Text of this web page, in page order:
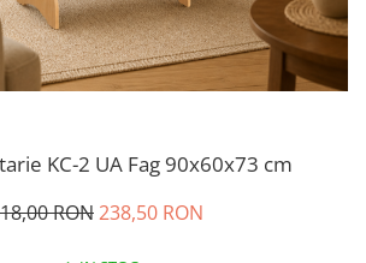
KC-2 UA Fag 90x60x73 cm
RON238,50 RON